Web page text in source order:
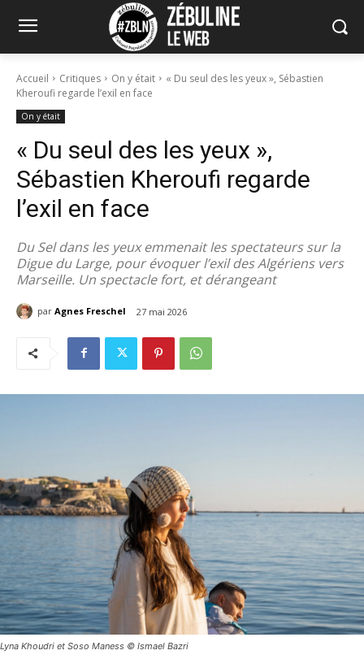
Accueil Critiques On y était
« Du seul des les yeux », Sébastien
Kheroufi regarde l’exil en face
On y était
« Du seul des les yeux »,
Sébastien Kheroufi regarde
l’exil en face
Du Sel dans les yeux emmenait les spectateurs sur la
Digue du Large, pour évoquer l’exil des Algériens vers
Marseille. Un spectacle fort, et dérangeant
par Agnes Freschel 27 mai 2026
Lyna Khoudri et Soso Maness © Ismael Bazri